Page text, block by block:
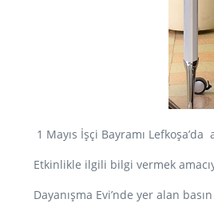
1 Mayıs İşçi Bayramı
Etkinlikle ilgili bilgi vermek
Dayanışma Evi’nde yer alan